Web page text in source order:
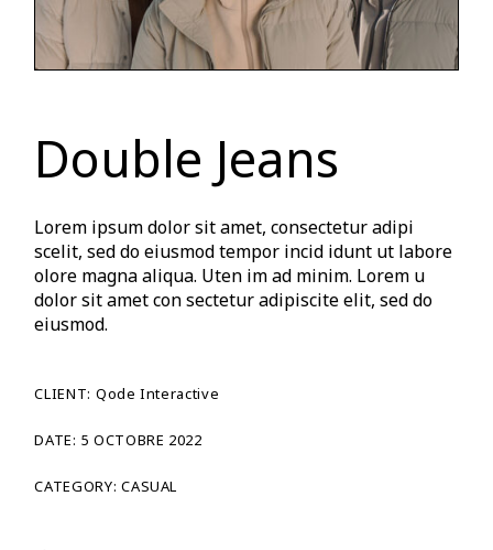
Double Jeans
Lorem ipsum dolor sit amet, consectetur adipi
scelit, sed do eiusmod tempor incid idunt ut labore
olore magna aliqua. Uten im ad minim. Lorem u
dolor sit amet con sectetur adipiscite elit, sed do
eiusmod.
CLIENT: Qode Interactive
DATE: 5 OCTOBRE 2022
CATEGORY: CASUAL